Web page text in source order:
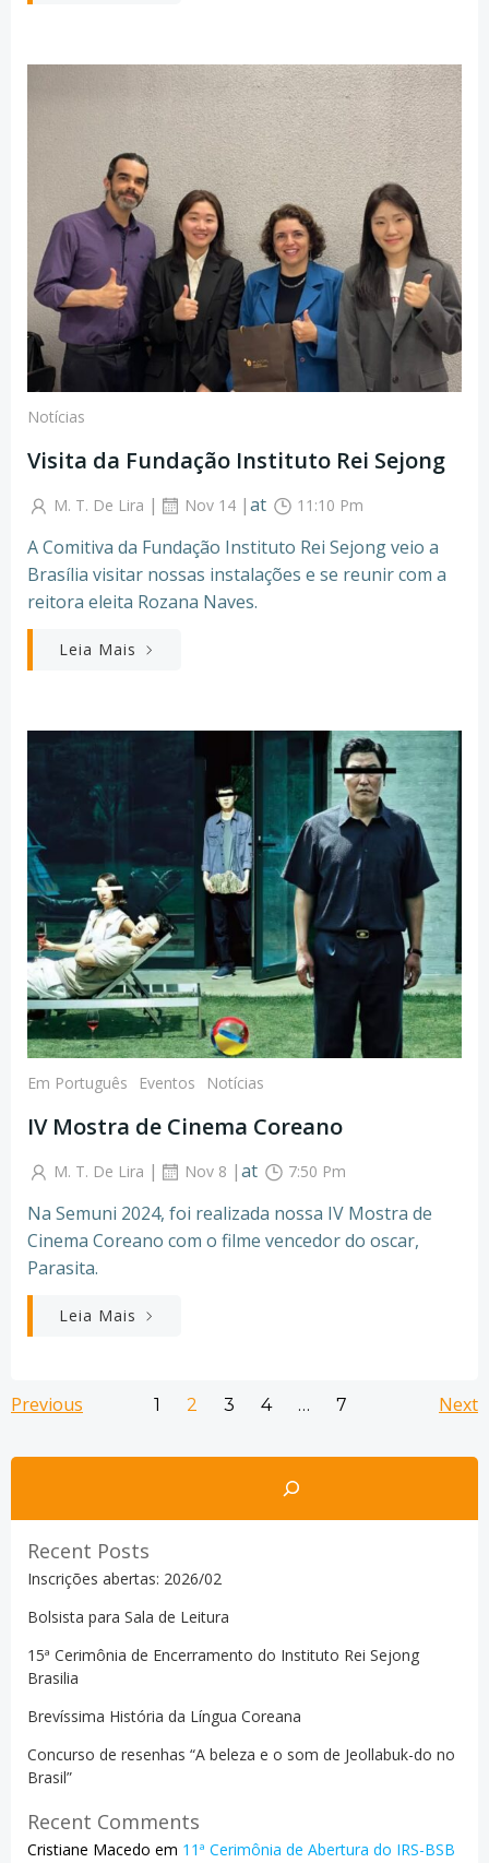
Notícias
Visita da Fundação Instituto Rei Sejong
M. T. De Lira | Nov 14 |at 11:10 Pm
A Comitiva da Fundação Instituto Rei Sejong veio a
Brasília visitar nossas instalações e se reunir com a
reitora eleita Rozana Naves.
Leia Mais
Em Português Eventos Notícias
IV Mostra de Cinema Coreano
M. T. De Lira | Nov 8 |at 7:50 Pm
Na Semuni 2024, foi realizada nossa IV Mostra de
Cinema Coreano com o filme vencedor do oscar,
Parasita.
Leia Mais
Posts
navigation
Previous
Posts
navigation
Page
1 Page
2 Page
3 Page
4 … Page
7 Next
Pesquisar
Recent Posts
Inscrições abertas: 2026/02
Bolsista para Sala de Leitura
15ª Cerimônia de Encerramento do Instituto Rei Sejong
Brasilia
Brevíssima História da Língua Coreana
Concurso de resenhas “A beleza e o som de Jeollabuk-do no
Brasil”
Recent Comments
Cristiane Macedo em 11ª Cerimônia de Abertura do IRS-BSB